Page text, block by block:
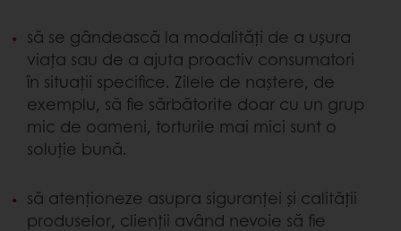
să se gândească la modalități de a ușura
viața sau de a ajuta proactiv consumatori
în situații specifice. Zilele de naștere, de
exemplu, să fie sărbătorite doar cu un grup
mic de oameni, torturile mai mici sunt o
soluție bună.
să atenționeze asupra siguranței și calității
produselor, clienții având nevoie să fie